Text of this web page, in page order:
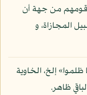
من جهة أن
المجازاة، و
إلخ، الخاوية
ظاهر.